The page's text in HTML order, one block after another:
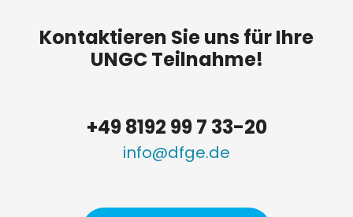
Kontaktieren Sie uns für Ihre
UNGC Teilnahme!
+49 8192 99 7 33-20
info@dfge.de